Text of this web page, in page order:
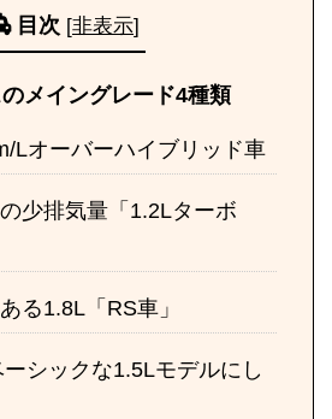
目次 [非表示]
メイングレード4種類
Lオーバーハイブリッド車
少排気量「1.2Lターボ
る1.8L「RS車」
シックな1.5Lモデルにし